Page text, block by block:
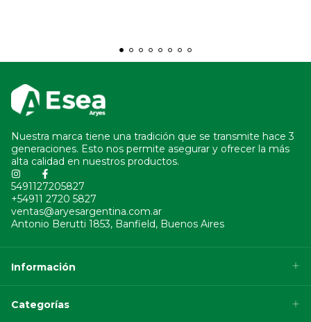
Nuestra marca tiene una tradición que se transmite hace 3
generaciones. Esto nos permite asegurar y ofrecer la más
alta calidad en nuestros productos.
5491127205827
+54911 2720 5827
ventas@aryesargentina.com.ar
Antonio Berutti 1853, Banfield, Buenos Aires
Información
Categorías